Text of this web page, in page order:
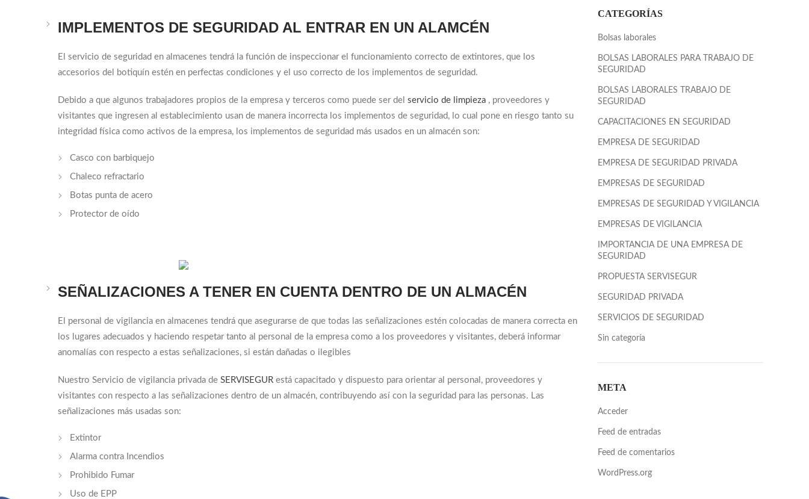
IMPLEMENTOS DE SEGURIDAD AL ENTRAR EN UN ALAMCÉN
El servicio de seguridad en almacenes tendrá la función de inspeccionar el funcionamiento correcto de extintores, que los
accesorios del botiquín estén en perfectas condiciones y el uso correcto de los implementos de seguridad.
Debido a que algunos trabajadores propios de la empresa y terceros como puede ser del servicio de limpieza , proveedores y
visitantes que ingresen al establecimiento usan de manera incorrecta los implementos de seguridad, lo cual pone en riesgo tanto su
integridad física como activos de la empresa, los implementos de seguridad más usados en un almacén son:
Casco con barbiquejo
Chaleco refractario
Botas punta de acero
Protector de oído
SEÑALIZACIONES A TENER EN CUENTA DENTRO DE UN ALMACÉN
El personal de vigilancia en almacenes tendrá que asegurarse de que todas las señalizaciones estén colocadas de manera correcta en
los lugares adecuados y haciendo respetar tanto al personal de la empresa como a los proveedores y visitantes, deberá informar
anomalías con respecto a estas señalizaciones, si están dañadas o ilegibles
Nuestro Servicio de vigilancia privada de SERVISEGUR está capacitado y dispuesto para orientar al personal, proveedores y
visitantes con respecto a las señalizaciones dentro de un almacén, contribuyendo así con la seguridad para las personas. Las
señalizaciones más usadas son:
Extintor
Alarma contra Incendios
Prohibido Fumar
Uso de EPP
CATEGORÍAS
Bolsas laborales
BOLSAS LABORALES PARA TRABAJO DE
SEGURIDAD
BOLSAS LABORALES TRABAJO DE
SEGURIDAD
CAPACITACIONES EN SEGURIDAD
EMPRESA DE SEGURIDAD
EMPRESA DE SEGURIDAD PRIVADA
EMPRESAS DE SEGURIDAD
EMPRESAS DE SEGURIDAD Y VIGILANCIA
EMPRESAS DE VIGILANCIA
IMPORTANCIA DE UNA EMPRESA DE
SEGURIDAD
PROPUESTA SERVISEGUR
SEGURIDAD PRIVADA
SERVICIOS DE SEGURIDAD
Sin categoría
META
Acceder
Feed de entradas
Feed de comentarios
WordPress.org